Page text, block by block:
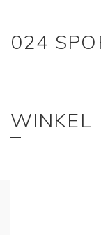
024
WINKEL